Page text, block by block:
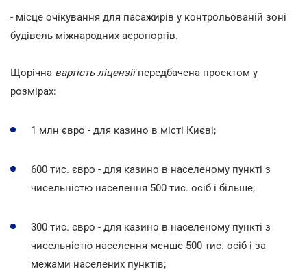
- місце очікування для пасажирів у контрольованій зоні
будівель міжнародних аеропортів.
Щорічна вартість ліцензіїпередбачена проектом у
розмірах:
1 млн євро - для казино в місті Києві;
600 тис. євро - для казино в населеному пункті з
чисельністю населення 500 тис. осіб і більше;
300 тис. євро - для казино в населеному пункті з
чисельністю населення менше 500 тис. осіб і за
межами населених пунктів;